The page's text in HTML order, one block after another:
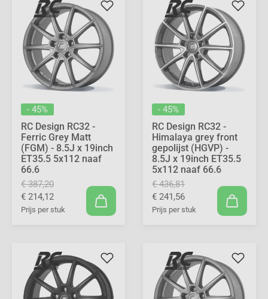
- 45%
RC Design RC32 -
Ferric Grey Matt
(FGM) - 8.5J x 19inch
ET35.5 5x112 naaf
66.6
€ 387,20
€ 214,12
Prijs per stuk
- 45%
RC Design RC32 -
Himalaya grey front
gepolijst (HGVP) -
8.5J x 19inch ET35.5
5x112 naaf 66.6
€ 436,81
€ 241,56
Prijs per stuk